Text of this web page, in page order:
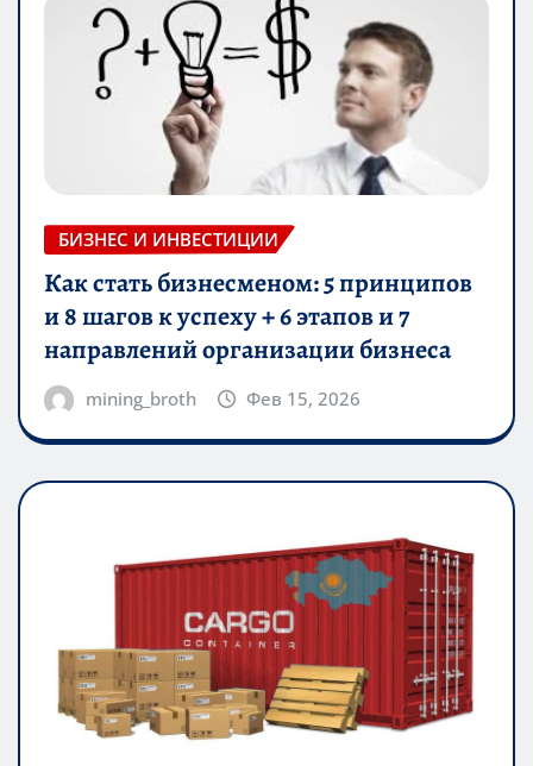
БИЗНЕС И ИНВЕСТИЦИИ
Как стать бизнесменом: 5 принципов
и 8 шагов к успеху + 6 этапов и 7
направлений организации бизнеса
mining_broth Фев 15, 2026